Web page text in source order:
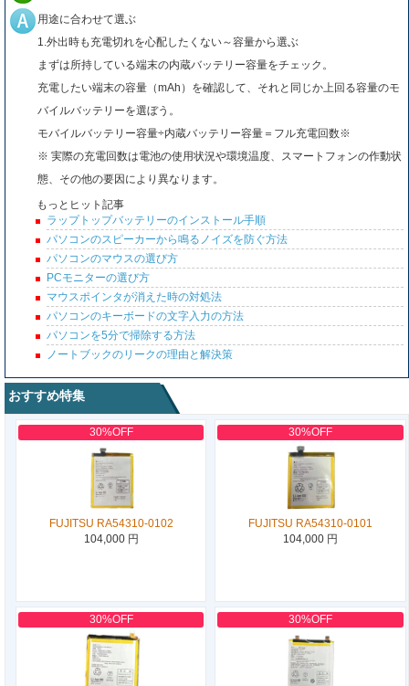
用途に合わせて選ぶ
1.外出時も充電切れを心配したくない～容量から選ぶ
まずは所持している端末の内蔵バッテリー容量をチェック。
充電したい端末の容量（mAh）を確認して、それと同じか上回る容量のモ
バイルバッテリーを選ぼう。
モバイルバッテリー容量÷内蔵バッテリー容量＝フル充電回数※
※ 実際の充電回数は電池の使用状況や環境温度、スマートフォンの作動状
態、その他の要因により異なります。
もっとヒット記事
ラップトップバッテリーのインストール手順
パソコンのスピーカーから鳴るノイズを防ぐ方法
パソコンのマウスの選び方
PCモニターの選び方
マウスポインタが消えた時の対処法
パソコンのキーボードの文字入力の方法
パソコンを5分で掃除する方法
ノートブックのリークの理由と解決策
おすすめ特集
30%OFF
FUJITSU RA54310-0102
104,000 円
30%OFF
FUJITSU RA54310-0101
104,000 円
30%OFF 30%OFF